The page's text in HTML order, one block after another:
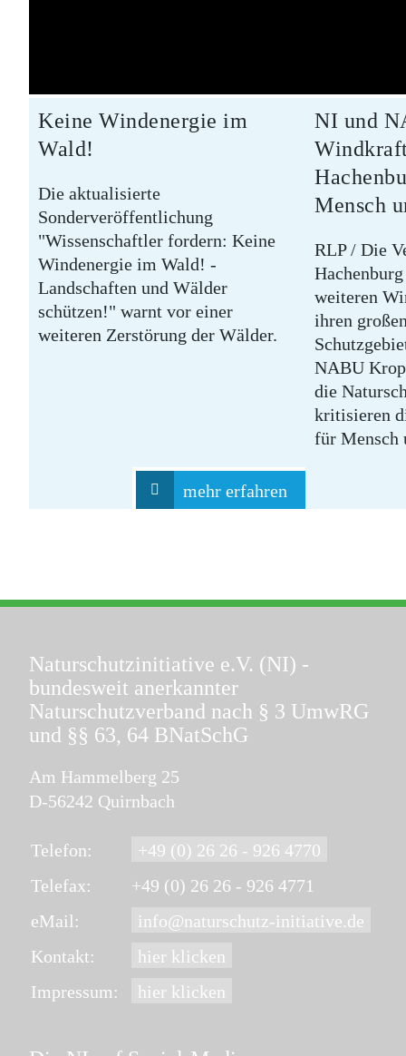
Keine Windenergie im
Wald!
Die aktualisierte
Sonderveröffentlichung
"Wissenschaftler fordern: Keine
Windenergie im Wald! -
Landschaften und Wälder
schützen!" warnt vor einer
weiteren Zerstörung der Wälder.
mehr erfahren
NI und
Mensch
RLP / Die
weiteren
ihren
NABU
die
kritisieren
für Mensch
Naturschutzinitiative e.V. (NI) -
bundesweit anerkannter
Naturschutzverband nach § 3 UmwRG
und §§ 63, 64 BNatSchG
Am Hammelberg 25
D-56242 Quirnbach
Telefon:
+49 (0) 26 26 - 926 4770
Telefax:
+49 (0) 26 26 - 926 4771
eMail:
info@naturschutz-initiative.de
Kontakt:
hier klicken
Impressum:
hier klicken